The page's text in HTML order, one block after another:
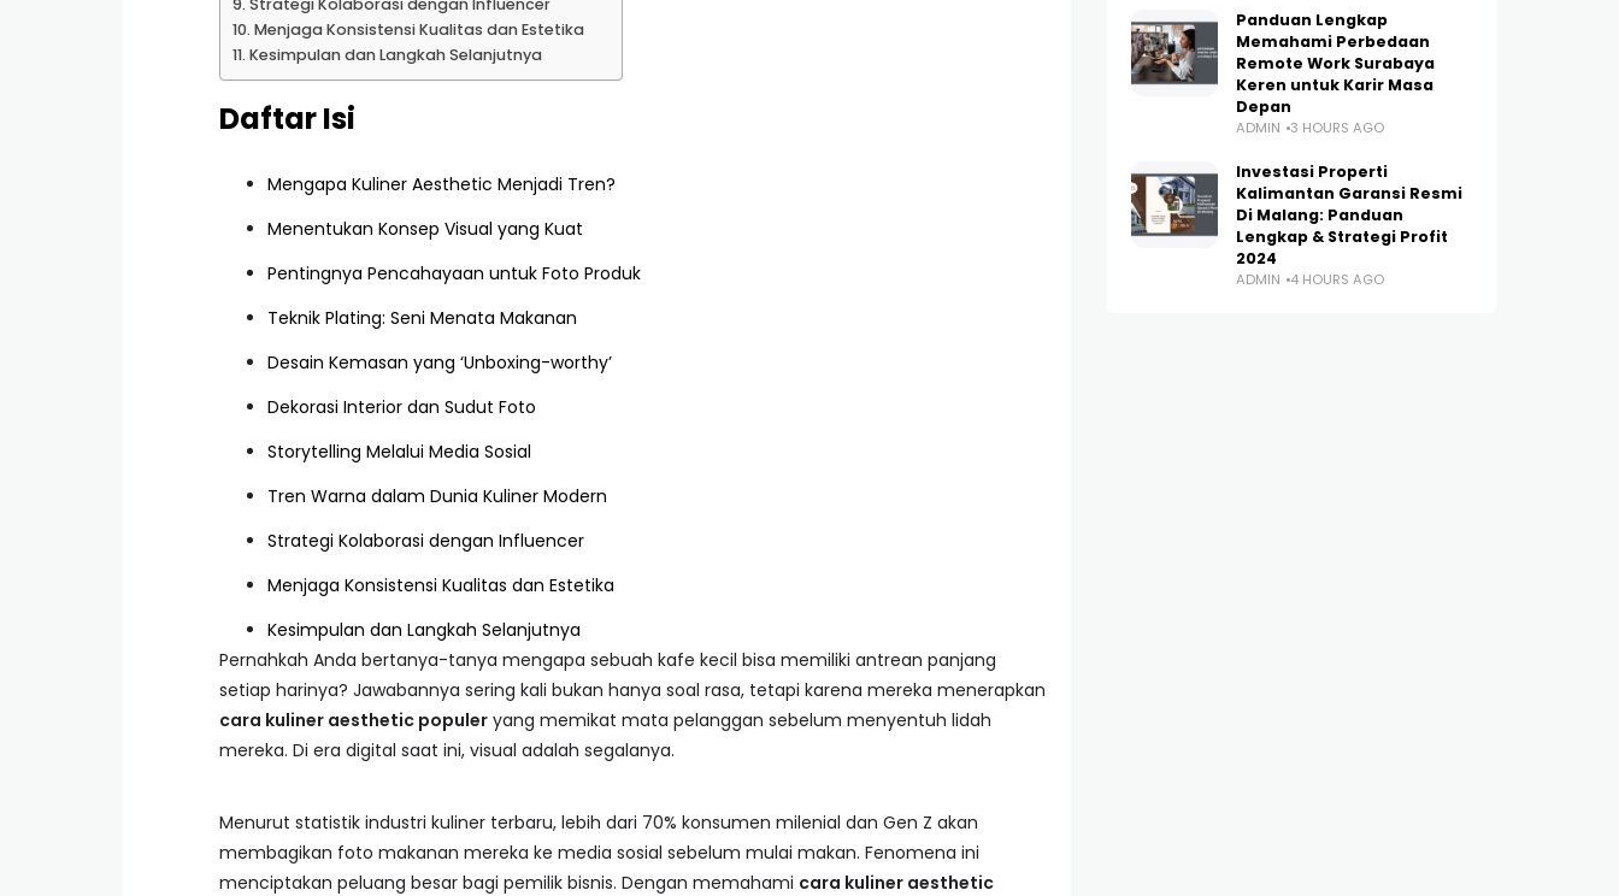
Strategi Kolaborasi dengan Influencer
Menjaga Konsistensi Kualitas dan Estetika
Kesimpulan dan Langkah Selanjutnya
Daftar Isi
Mengapa Kuliner Aesthetic Menjadi Tren?
Menentukan Konsep Visual yang Kuat
Pentingnya Pencahayaan untuk Foto Produk
Teknik Plating: Seni Menata Makanan
Desain Kemasan yang ‘Unboxing-worthy’
Dekorasi Interior dan Sudut Foto
Storytelling Melalui Media Sosial
Tren Warna dalam Dunia Kuliner Modern
Strategi Kolaborasi dengan Influencer
Menjaga Konsistensi Kualitas dan Estetika
Kesimpulan dan Langkah Selanjutnya
Pernahkah Anda bertanya-tanya mengapa sebuah kafe kecil bisa memiliki antrean panjang
setiap harinya? Jawabannya sering kali bukan hanya soal rasa, tetapi karena mereka menerapkan
cara kuliner aesthetic populer yang memikat mata pelanggan sebelum menyentuh lidah
mereka. Di era digital saat ini, visual adalah segalanya.
Menurut statistik industri kuliner terbaru, lebih dari 70% konsumen milenial dan Gen Z akan
membagikan foto makanan mereka ke media sosial sebelum mulai makan. Fenomena ini
menciptakan peluang besar bagi pemilik bisnis. Dengan memahami cara kuliner aesthetic
Panduan Lengkap
Memahami Perbedaan
Remote Work Surabaya
Keren untuk Karir Masa
Depan
ADMIN 3 HOURS AGO
Investasi Properti
Kalimantan Garansi Resmi
Di Malang: Panduan
Lengkap & Strategi Profit
2024
ADMIN 4 HOURS AGO